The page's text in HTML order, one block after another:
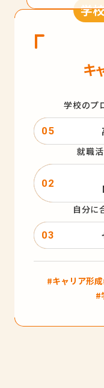
学
キ
学校のプ
就職
自分に
#キャリア形成
#